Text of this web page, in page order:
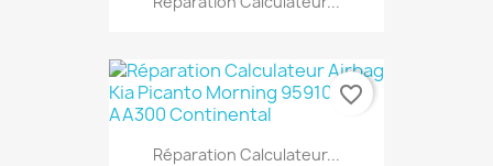
Réparation Calculateur...
favorite_border